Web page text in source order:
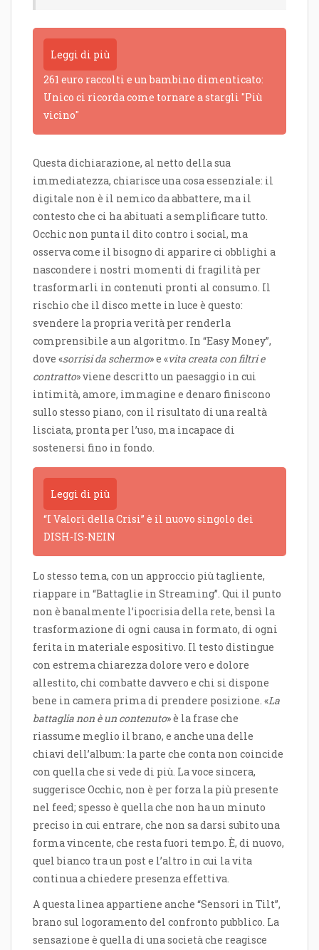
Leggi di più
261 euro raccolti e un bambino dimenticato:
Unico ci ricorda come tornare a stargli "Più
vicino"
Questa dichiarazione, al netto della sua
immediatezza, chiarisce una cosa essenziale: il
digitale non è il nemico da abbattere, ma il
contesto che ci ha abituati a semplificare tutto.
Occhic non punta il dito contro i social, ma
osserva come il bisogno di apparire ci obblighi a
nascondere i nostri momenti di fragilità per
trasformarli in contenuti pronti al consumo. Il
rischio che il disco mette in luce è questo:
svendere la propria verità per renderla
comprensibile a un algoritmo. In “Easy Money”,
dove «sorrisi da schermo» e «vita creata con filtri e
contratto» viene descritto un paesaggio in cui
intimità, amore, immagine e denaro finiscono
sullo stesso piano, con il risultato di una realtà
lisciata, pronta per l’uso, ma incapace di
sostenersi fino in fondo.
Leggi di più
“I Valori della Crisi” è il nuovo singolo dei
DISH-IS-NEIN
Lo stesso tema, con un approccio più tagliente,
riappare in “Battaglie in Streaming”. Qui il punto
non è banalmente l’ipocrisia della rete, bensì la
trasformazione di ogni causa in formato, di ogni
ferita in materiale espositivo. Il testo distingue
con estrema chiarezza dolore vero e dolore
allestito, chi combatte davvero e chi si dispone
bene in camera prima di prendere posizione. «La
battaglia non è un contenuto» è la frase che
riassume meglio il brano, e anche una delle
chiavi dell’album: la parte che conta non coincide
con quella che si vede di più. La voce sincera,
suggerisce Occhic, non è per forza la più presente
nel feed; spesso è quella che non ha un minuto
preciso in cui entrare, che non sa darsi subito una
forma vincente, che resta fuori tempo. È, di nuovo,
quel bianco tra un post e l’altro in cui la vita
continua a chiedere presenza effettiva.
A questa linea appartiene anche “Sensori in Tilt”,
brano sul logoramento del confronto pubblico. La
sensazione è quella di una società che reagisce